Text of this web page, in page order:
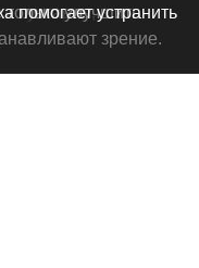
суставов,улучшить
зрение.
помогает устранить